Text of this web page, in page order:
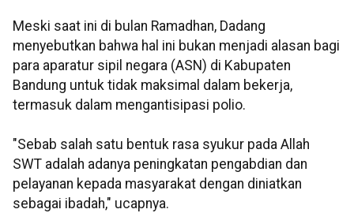
Meski saat ini di bulan Ramadhan, Dadang
menyebutkan bahwa hal ini bukan menjadi alasan bagi
para aparatur sipil negara (ASN) di Kabupaten
Bandung untuk tidak maksimal dalam bekerja,
termasuk dalam mengantisipasi polio.
"Sebab salah satu bentuk rasa syukur pada Allah
SWT adalah adanya peningkatan pengabdian dan
pelayanan kepada masyarakat dengan diniatkan
sebagai ibadah," ucapnya.